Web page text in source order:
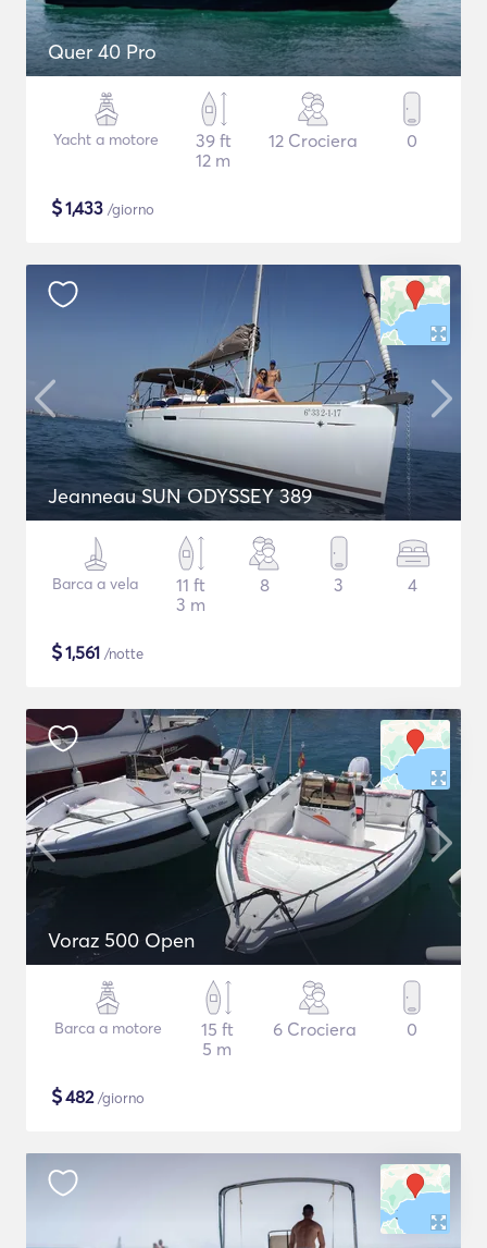
Quer 40 Pro
Yacht a motore
39 ft
12 m
12 Crociera 0
$1,433 /giorno
Jeanneau SUN ODYSSEY 389
Barca a vela
11 ft
3 m
8 3 4
$1,561 /notte
Voraz 500 Open
Barca a motore
15 ft
5 m
6 Crociera 0
$482/giorno